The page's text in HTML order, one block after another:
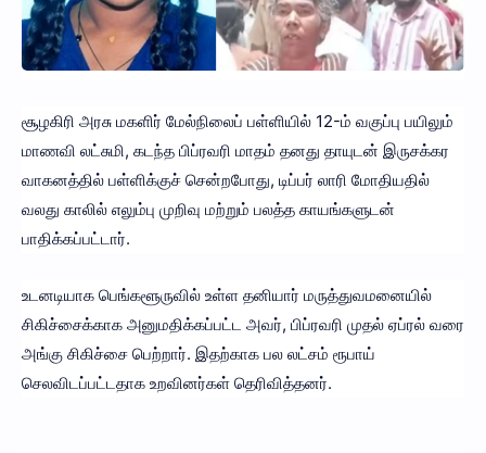
சூழகிரி அரசு மகளிர் மேல்நிலைப் பள்ளியில் 12-ம் வகுப்பு பயிலும்
மாணவி லட்சுமி, கடந்த பிப்ரவரி மாதம் தனது தாயுடன் இருசக்கர
வாகனத்தில் பள்ளிக்குச் சென்றபோது, டிப்பர் லாரி மோதியதில்
வலது காலில் எலும்பு முறிவு மற்றும் பலத்த காயங்களுடன்
பாதிக்கப்பட்டார்.
உடனடியாக பெங்களூருவில் உள்ள தனியார் மருத்துவமனையில்
சிகிச்சைக்காக அனுமதிக்கப்பட்ட அவர், பிப்ரவரி முதல் ஏப்ரல் வரை
அங்கு சிகிச்சை பெற்றார். இதற்காக பல லட்சம் ரூபாய்
செலவிடப்பட்டதாக உறவினர்கள் தெரிவித்தனர்.